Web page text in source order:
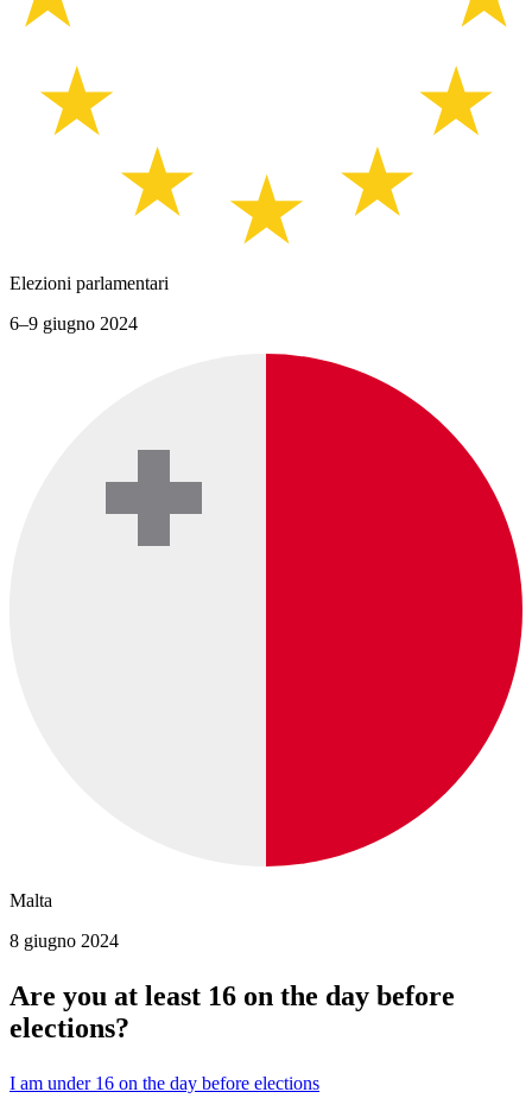
Elezioni parlamentari
6–9 giugno 2024
Malta
8 giugno 2024
Are you at least 16 on the day before
elections?
I am under 16 on the day before elections